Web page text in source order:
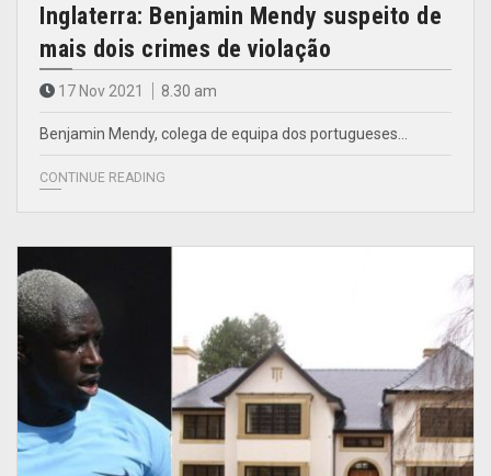
Inglaterra: Benjamin Mendy suspeito de
mais dois crimes de violação
17 Nov 2021 8.30 am
Benjamin Mendy, colega de equipa dos portugueses…
CONTINUE READING